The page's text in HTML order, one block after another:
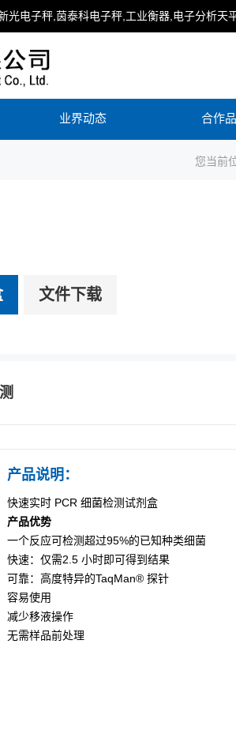
光电子秤,茵泰科电子秤,工业衡器,电子分析天
业界动态 合作
您当前
文件下载
产品说明：
快速实时 PCR细菌检测试剂盒
产品优势
一个反应可检测超过95%的已知种类细菌
快速：仅需2.5 小时即可得到结果
可靠：高度特异的TaqMan® 探针
容易使用
减少移液操作
无需样品前处理